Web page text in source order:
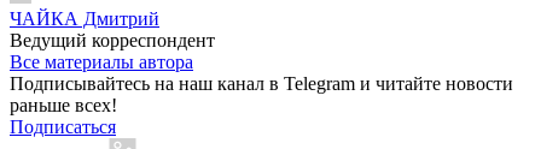
ЧАЙКА Дмитрий
Ведущий корреспондент
Все материалы автора
Подписывайтесь на наш канал в Telegram и читайте новости
раньше всех!
Подписаться